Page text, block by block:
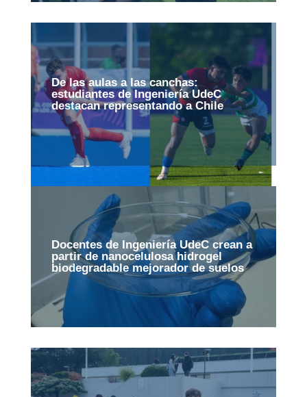
De las aulas a las canchas:
estudiantes de Ingeniería UdeC
destacan representando a Chile
Docentes de Ingeniería UdeC crean a
partir de nanocelulosa hidrogel
biodegradable mejorador de suelos